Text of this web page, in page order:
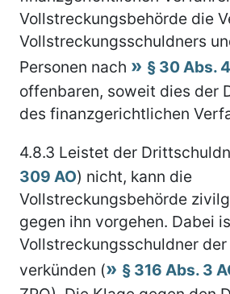
Vollstreckungsbehörde die
Vollstreckungsschuldners
Personen nach
§ 30 Abs.
offenbaren, soweit dies der
des finanzgerichtlichen
4.8.3 Leistet der
309 AO) nicht, kann die
Vollstreckungsbehörde
gegen ihn vorgehen. Dabei
Vollstreckungsschuldner
verkünden (
§ 316 Abs. 3